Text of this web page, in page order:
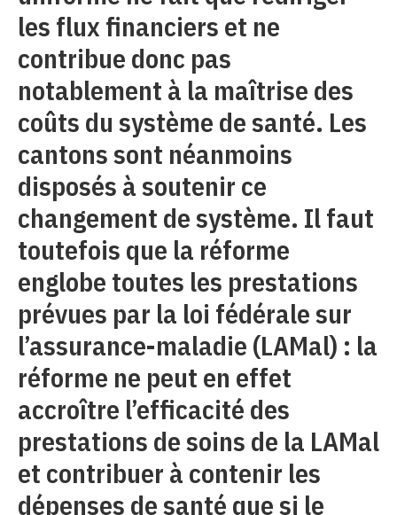
les flux financiers et ne
contribue donc pas
notablement à la maîtrise des
coûts du système de santé. Les
cantons sont néanmoins
disposés à soutenir ce
changement de système. Il faut
toutefois que la réforme
englobe toutes les prestations
prévues par la loi fédérale sur
l’assurance-maladie (LAMal) : la
réforme ne peut en effet
accroître l’efficacité des
prestations de soins de la LAMal
et contribuer à contenir les
dépenses de santé que si le